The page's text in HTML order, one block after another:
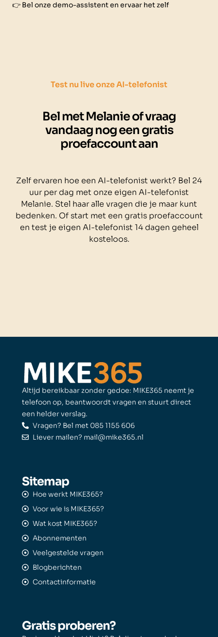
👉 Bel onze demo-assistent en ervaar het zelf
Test nu live onze AI-telefonist
Bel met Melanie of vraag
vandaag nog een gratis
proefaccount aan
Zelf ervaren hoe een AI-telefonist werkt? Bel 24
uur per dag met onze eigen AI-telefonist
Melanie. Stel haar alle vragen die je maar kunt
bedenken. Of start met een gratis proefaccount
en test je eigen AI-telefonist 14 dagen geheel
kosteloos.
Altijd bereikbaar zonder gedoe: MIKE365 neemt je
telefoon op, beantwoordt vragen en stuurt direct
een helder verslag.
Vragen? Bel met 085 1155 606
Liever mailen? mail@mike365.nl
Sitemap
Hoe werkt MIKE365?
Voor wie is MIKE365?
Wat kost MIKE365?
Abonnementen
Veelgestelde vragen
Blogberichten
Contactinformatie
Gratis proberen?